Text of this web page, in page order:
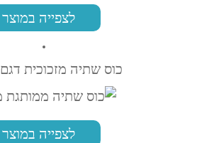
לצפייה במוצר
כוס שתיה מזכוכית דגם PW237
לצפייה במוצר